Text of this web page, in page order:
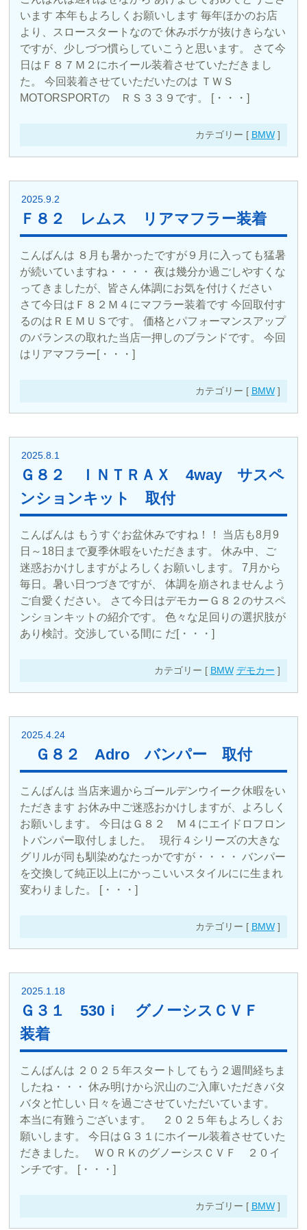
います 本年もよろしくお願いします 毎年ほかのお店
より、スロースタートなので 休みボケが抜けきらない
ですが、少しづつ慣らしていこうと思います。 さて今
日はＦ８７Ｍ２にホイール装着させていただきまし
た。 今回装着させていただいたのは ＴＷＳ
MOTORSPORTの ＲＳ３３９です。 [・・・]
カテゴリー [ BMW]
2025.9.2
Ｆ８２ レムス リアマフラー装着
こんばんは ８月も暑かったですが９月に入っても猛暑
が続いていますね・・・・ 夜は幾分か過ごしやすくな
ってきましたが、皆さん体調にお気を付けください
さて今日はＦ８２Ｍ４にマフラー装着です 今回取付す
るのはＲＥＭＵＳです。 価格とパフォーマンスアップ
のバランスの取れた当店一押しのブランドです。 今回
はリアマフラー[・・・]
カテゴリー [ BMW]
2025.8.1
Ｇ８２ ＩＮＴＲＡＸ 4way サスペ
ンションキット 取付
こんばんは もうすぐお盆休みですね！！ 当店も8月9
日～18日まで夏季休暇をいただきます。 休み中、ご
迷惑おかけしますがよろしくお願いします。 7月から
毎日。暑い日つづきですが、 体調を崩されませんよう
ご自愛ください。 さて今日はデモカーＧ８２のサスペ
ンションキットの紹介です。 色々な足回りの選択肢が
あり検討。交渉している間に だ[・・・]
カテゴリー [ BMW デモカー ]
2025.4.24
Ｇ８２ Adro バンパー 取付
こんばんは 当店来週からゴールデンウイーク休暇をい
ただきます お休み中ご迷惑おかけしますが、よろしく
お願いします。 今日はＧ８２ Ｍ４にエイドロフロン
トバンパー取付しました。 現行４シリーズの大きな
グリルが同も馴染めなたっかですが・・・・ バンパー
を交換して純正以上にかっこいいスタイルにに生まれ
変わりました。 [・・・]
カテゴリー [ BMW]
2025.1.18
Ｇ３１ 530ｉ グノーシスＣＶＦ
装着
こんばんは ２０２５年スタートしてもう２週間経ちま
したね・・・ 休み明けから沢山のご入庫いただきバタ
バタと忙しい 日々を過ごさせていただいています。
本当に有難うございます。 ２０２５年もよろしくお
願いします。 今日はＧ３１にホイール装着させていた
だきました。 ＷＯＲＫのグノーシスＣＶＦ ２０イ
ンチです。 [・・・]
カテゴリー [ BMW]